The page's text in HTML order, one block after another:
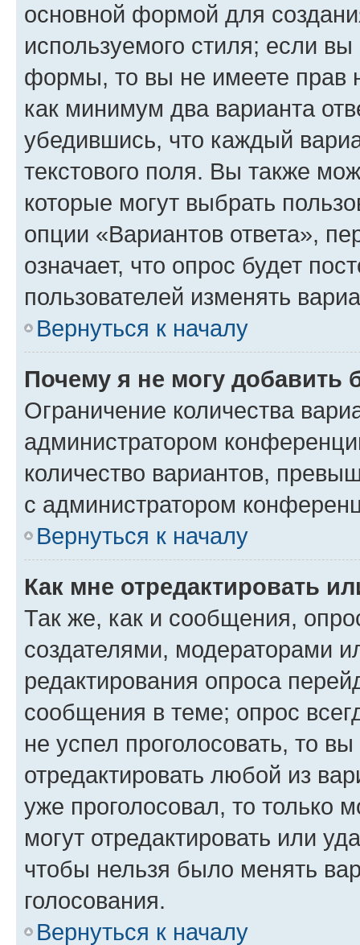
основной формой для
используемого стиля; если
формы, то вы не имеете прав
как минимум два варианта
убедившись, что каждый
текстового поля. Вы также
которые могут выбрать
опции «Вариантов ответа»,
означает, что опрос будет
пользователей изменять
Вернуться к началу
Почему я не могу добавить
Ограничение количества
администратором
количество вариантов,
с администратором
Вернуться к началу
Как мне отредактировать
Так же, как и сообщения,
создателями, модераторами
редактирования опроса
сообщения в теме; опрос
не успел проголосовать, то
отредактировать любой из
уже проголосовал, то только
могут отредактировать или
чтобы нельзя было менять
голосования.
Вернуться к началу